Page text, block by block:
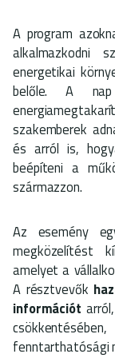
A program
alkalmazkodni
energetikai
belőle. A
szakemberek
és arról is,
beépíteni a
származzon.
Az esemény
megközelítést
amelyet a
A résztvevők
információt
fenntarthatósági